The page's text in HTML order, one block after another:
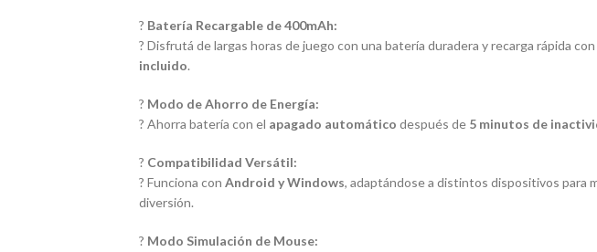
? Batería Recargable de 400mAh:
? Disfrutá de largas horas de juego con una batería duradera y recarga rápida con
incluido.
? Modo de Ahorro de Energía:
? Ahorra batería con el apagado automático después de 5 minutos de
? Compatibilidad Versátil:
? Funciona con Android y Windows, adaptándose a distintos dispositivos para
diversión.
? Modo Simulación de Mouse: